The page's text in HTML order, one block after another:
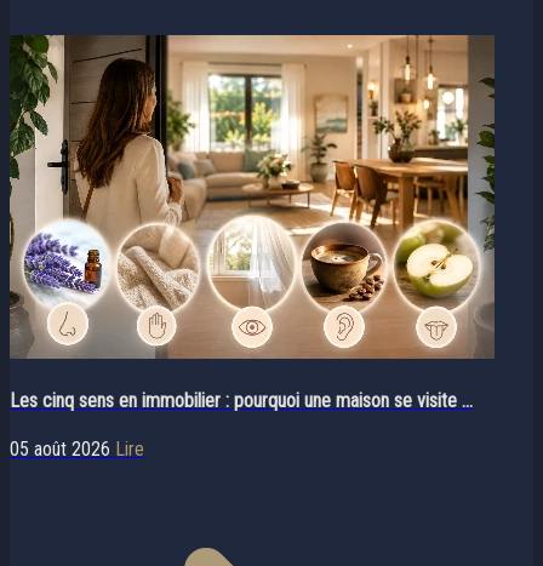
Les cinq sens en immobilier : pourquoi une maison se visite ...
05 août 2026 Lire